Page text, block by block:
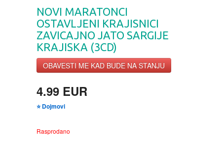
DRAMA
DRUSTVENA IGRA
DUH I TELO
EROTSKI
ESEJISTIKA
100% PRIRODNO
NOVI MARATONCI
OSTAVLJENI KRAJISNICI
ZAVICAJNO JATO SARGIJE
KRAJISKA (3CD)
OBAVESTI ME KAD BUDE NA STANJU
4.99 EUR
⭐ Dojmovi
Rasprodano